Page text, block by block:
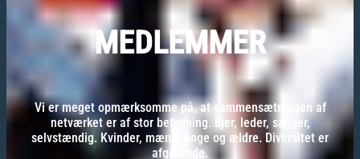
MEDLEMMER
Vi er meget opmærksomme på, at sammensætningen af
netværket er af stor betydning. Ejer, leder, sælger,
selvstændig. Kvinder, mænd, unge og ældre. Diversitet er
afgørende.